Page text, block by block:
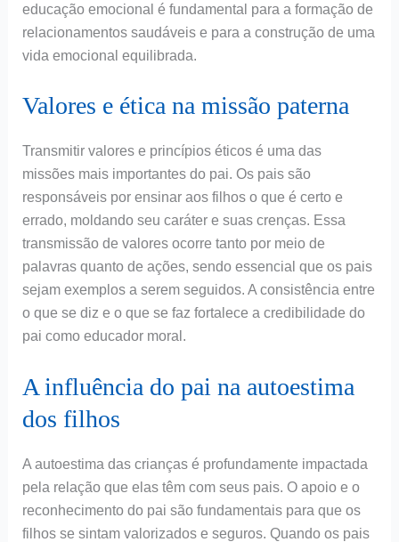
educação emocional é fundamental para a formação de
relacionamentos saudáveis e para a construção de uma
vida emocional equilibrada.
Valores e ética na missão paterna
Transmitir valores e princípios éticos é uma das
missões mais importantes do pai. Os pais são
responsáveis por ensinar aos filhos o que é certo e
errado, moldando seu caráter e suas crenças. Essa
transmissão de valores ocorre tanto por meio de
palavras quanto de ações, sendo essencial que os pais
sejam exemplos a serem seguidos. A consistência entre
o que se diz e o que se faz fortalece a credibilidade do
pai como educador moral.
A influência do pai na autoestima
dos filhos
A autoestima das crianças é profundamente impactada
pela relação que elas têm com seus pais. O apoio e o
reconhecimento do pai são fundamentais para que os
filhos se sintam valorizados e seguros. Quando os pais